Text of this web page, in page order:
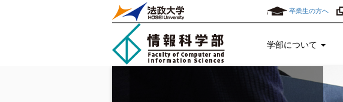
卒業生の方へ
学部について